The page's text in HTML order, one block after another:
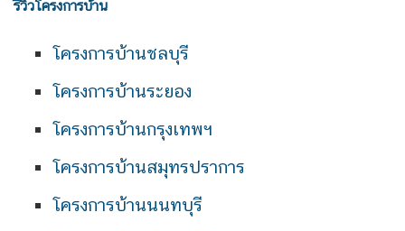
รีวิวโครงการบ้าน
โครงการบ้านชลบุรี
โครงการบ้านระยอง
โครงการบ้านกรุงเทพฯ
โครงการบ้านสมุทรปราการ
โครงการบ้านนนทบุรี